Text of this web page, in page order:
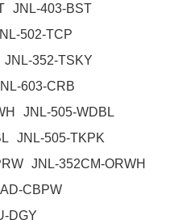
JNL-403-BST
502-TCP
JNL-352-TSKY
603-CRB
JNL-505-WDBL
JNL-505-TKPK
JNL-352CM-ORWH
CBPW
DGY